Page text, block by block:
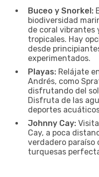
Buceo y Snorkel:
biodiversidad
de coral vibrantes
tropicales. Hay
desde
experimentados.
Playas: Relájate
Andrés, como
disfrutando del
Disfruta de las
deportes
Johnny Cay:
Cay, a poca
verdadero paraíso
turquesas